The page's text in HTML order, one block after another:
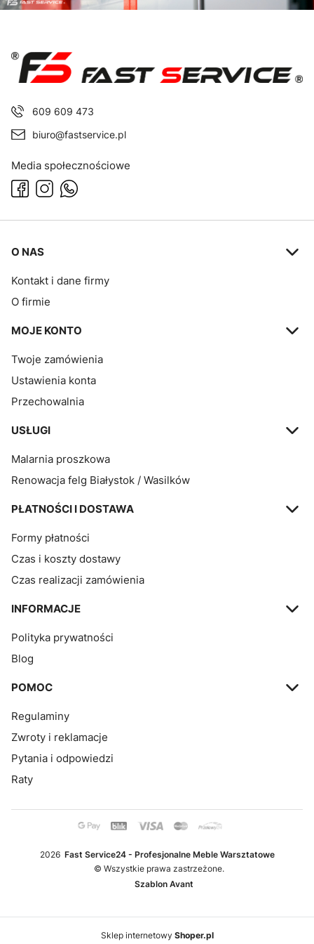
609 609 473
biuro@fastservice.pl
Media społecznościowe
Linki w stopce
O NAS
Kontakt i dane firmy
O firmie
MOJE KONTO
Twoje zamówienia
Ustawienia konta
Przechowalnia
USŁUGI
Malarnia proszkowa
Renowacja felg Białystok / Wasilków
PŁATNOŚCI I DOSTAWA
Formy płatności
Czas i koszty dostawy
Czas realizacji zamówienia
INFORMACJE
Polityka prywatności
Blog
POMOC
Regulaminy
Zwroty i reklamacje
Pytania i odpowiedzi
Raty
2026 Fast Service24 - Profesjonalne Meble Warsztatowe
© Wszystkie prawa zastrzeżone.
Szablon Avant
Sklep internetowy Shoper.pl